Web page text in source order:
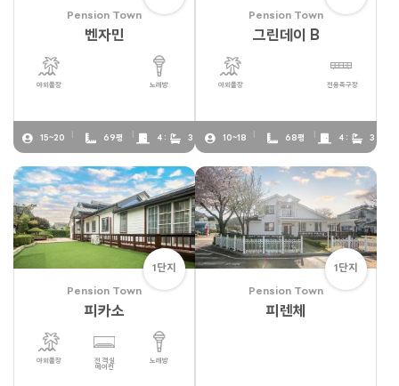
Pension Town
벤자민
야외풀장 노래방
15~20 69평 4 : 3
Pension Town
그린데이 B
야외풀장 전용족구장
10~18 68평 4 : 3
1단지
Pension Town
피카소
야외풀장
전 객실
에어컨
노래방
1단지
Pension Town
피렌체